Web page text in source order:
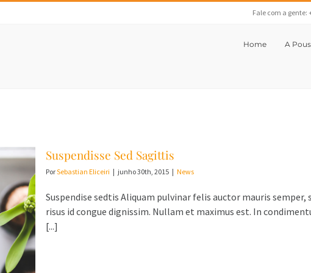
Fale com a gente:
Home A
Suspendisse Sed Sagittis
PorSebastian Eliceiri | junho 30th, 2015 | News
Suspendise sedtis Aliquam pulvinar felis auctor mauris
risus id congue dignissim. Nullam et maximus est. In
[...]